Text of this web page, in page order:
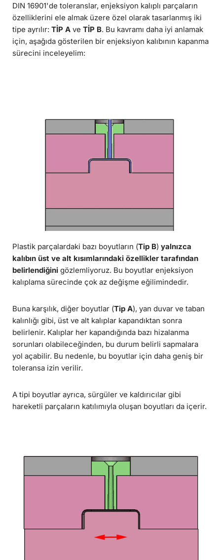
DIN 16901'de toleranslar, enjeksiyon kalıplı parçaların
özelliklerini ele almak üzere özel olarak tasarlanmış iki
tipe ayrılır: TİP A ve TİP B. Bu kavramı daha iyi anlamak
için, aşağıda gösterilen bir enjeksiyon kalıbının kapanma
sürecini inceleyelim:
Plastik parçalardaki bazı boyutların (Tip B) yalnızca
kalıbın üst ve alt kısımlarındaki özellikler tarafından
belirlendiğini gözlemliyoruz. Bu boyutlar enjeksiyon
kalıplama sürecinde çok az değişme eğilimindedir.
Buna karşılık, diğer boyutlar (Tip A), yan duvar ve taban
kalınlığı gibi, üst ve alt kalıplar kapandıktan sonra
belirlenir. Kalıplar her kapandığında bazı hizalanma
sorunları olabileceğinden, bu durum belirli sapmalara
yol açabilir. Bu nedenle, bu boyutlar için daha geniş bir
toleransa izin verilir.
A tipi boyutlar ayrıca, sürgüler ve kaldırıcılar gibi
hareketli parçaların katılımıyla oluşan boyutları da içerir.